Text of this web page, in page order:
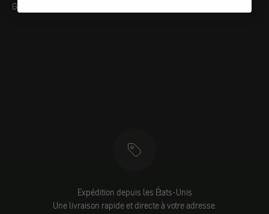
Galerie
Expédition depuis les États-Unis
Une livraison rapide et directe à votre adresse.